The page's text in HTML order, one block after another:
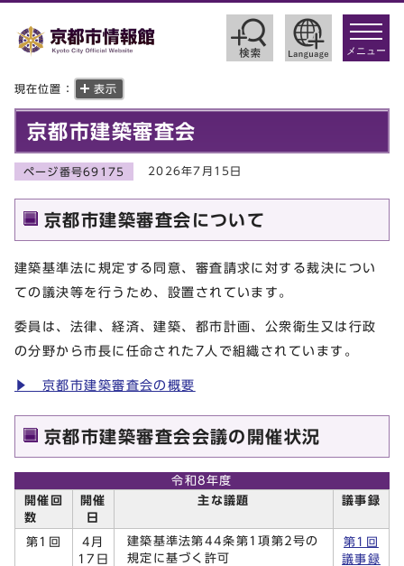
toggle
メニュー
現在位置： 表示
京都市建築審査会
ページ番号69175 2026年7月15日
京都市建築審査会について
建築基準法に規定する同意、審査請求に対する裁決につい
ての議決等を行うため、設置されています。
委員は、法律、経済、建築、都市計画、公衆衛生又は行政
の分野から市長に任命された7人で組織されています。
▶ 京都市建築審査会の概要
京都市建築審査会会議の開催状況
令和8年度
開催回
数
開催
日
主な議題 議事録
第1回
4月
17日
建築基準法第44条第1項第2号の
規定に基づく許可
第1回
議事録